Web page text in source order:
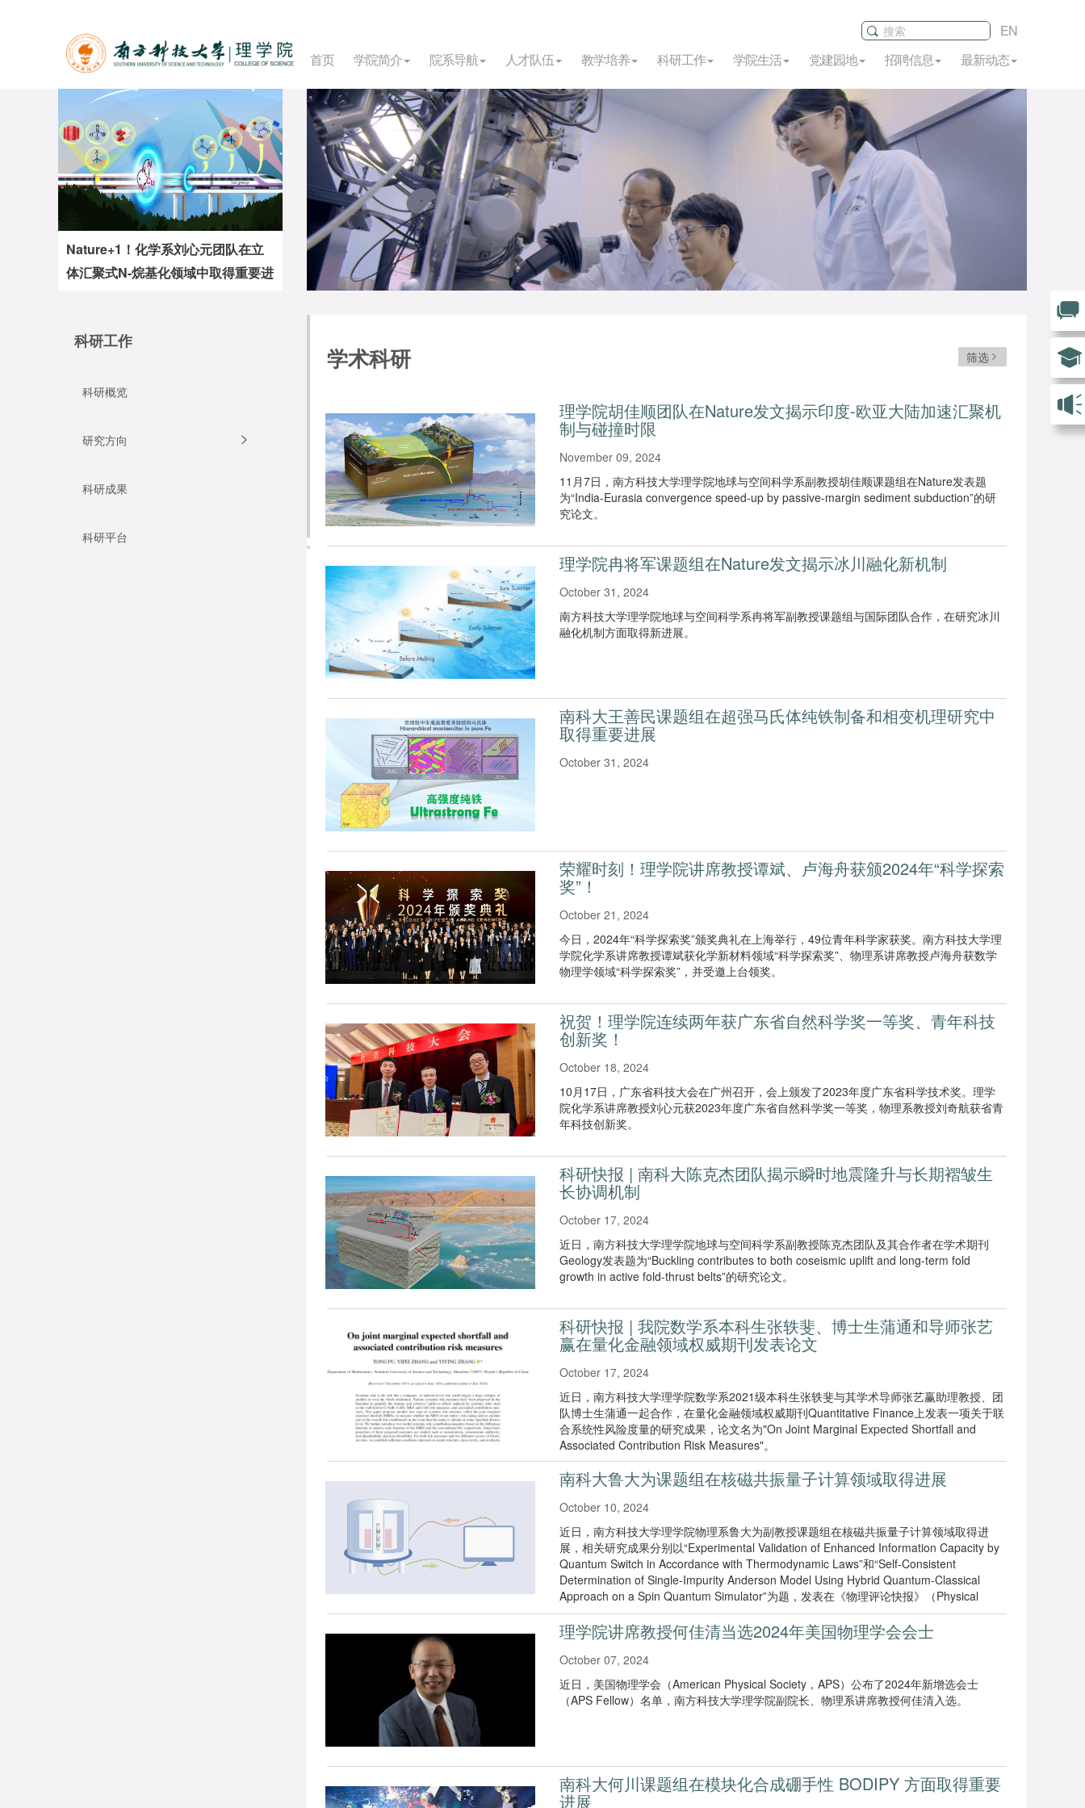
EN
首页
学院简介 院系导航 人才队伍 教学培养 科研工作 学院生活 党建园地 招聘信息 最新动态
Nature+1！化学系刘心元团队在立
体汇聚式N-烷基化领域中取得重要进
科研工作
科研概览
研究方向
科研成果
科研平台
学术科研 筛选
理学院胡佳顺团队在Nature发文揭示印度-欧亚大陆加速汇聚机
制与碰撞时限
November 09, 2024
11月7日，南方科技大学理学院地球与空间科学系副教授胡佳顺课题组在Nature发表题
为“India-Eurasia convergence speed-up by passive-margin sediment subduction”的研
究论文。
理学院冉将军课题组在Nature发文揭示冰川融化新机制
October 31, 2024
南方科技大学理学院地球与空间科学系冉将军副教授课题组与国际团队合作，在研究冰川
融化机制方面取得新进展。
南科大王善民课题组在超强马氏体纯铁制备和相变机理研究中
取得重要进展
October 31, 2024
荣耀时刻！理学院讲席教授谭斌、卢海舟获颁2024年“科学探索
奖”！
October 21, 2024
今日，2024年“科学探索奖”颁奖典礼在上海举行，49位青年科学家获奖。南方科技大学理
学院化学系讲席教授谭斌获化学新材料领域“科学探索奖”、物理系讲席教授卢海舟获数学
物理学领域“科学探索奖”，并受邀上台领奖。
祝贺！理学院连续两年获广东省自然科学奖一等奖、青年科技
创新奖！
October 18, 2024
10月17日，广东省科技大会在广州召开，会上颁发了2023年度广东省科学技术奖。理学
院化学系讲席教授刘心元获2023年度广东省自然科学奖一等奖，物理系教授刘奇航获省青
年科技创新奖。
科研快报 | 南科大陈克杰团队揭示瞬时地震隆升与长期褶皱生
长协调机制
October 17, 2024
近日，南方科技大学理学院地球与空间科学系副教授陈克杰团队及其合作者在学术期刊
Geology发表题为“Buckling contributes to both coseismic uplift and long-term fold
growth in active fold-thrust belts”的研究论文。
科研快报 | 我院数学系本科生张轶斐、博士生蒲通和导师张艺
赢在量化金融领域权威期刊发表论文
October 17, 2024
近日，南方科技大学理学院数学系2021级本科生张轶斐与其学术导师张艺赢助理教授、团
队博士生蒲通一起合作，在量化金融领域权威期刊Quantitative Finance上发表一项关于联
合系统性风险度量的研究成果，论文名为"On Joint Marginal Expected Shortfall and
Associated Contribution Risk Measures"。
南科大鲁大为课题组在核磁共振量子计算领域取得进展
October 10, 2024
近日，南方科技大学理学院物理系鲁大为副教授课题组在核磁共振量子计算领域取得进
展，相关研究成果分别以“Experimental Validation of Enhanced Information Capacity by
Quantum Switch in Accordance with Thermodynamic Laws”和“Self-Consistent
Determination of Single-Impurity Anderson Model Using Hybrid Quantum-Classical
Approach on a Spin Quantum Simulator”为题，发表在《物理评论快报》（Physical
Review Letters）上。
理学院讲席教授何佳清当选2024年美国物理学会会士
October 07, 2024
近日，美国物理学会（American Physical Society，APS）公布了2024年新增选会士
（APS Fellow）名单，南方科技大学理学院副院长、物理系讲席教授何佳清入选。
南科大何川课题组在模块化合成硼手性 BODIPY 方面取得重要
进展